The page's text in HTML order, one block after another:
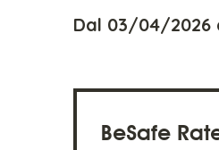
Dal 03/04/2026
BeSafe